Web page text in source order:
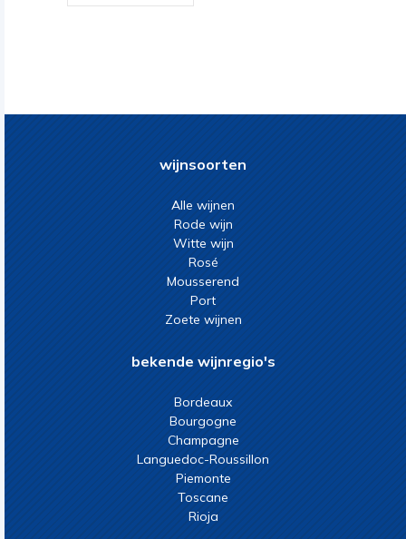
wijnsoorten
Alle wijnen
Rode wijn
Witte wijn
Rosé
Mousserend
Port
Zoete wijnen
bekende wijnregio's
Bordeaux
Bourgogne
Champagne
Languedoc-Roussillon
Piemonte
Toscane
Rioja